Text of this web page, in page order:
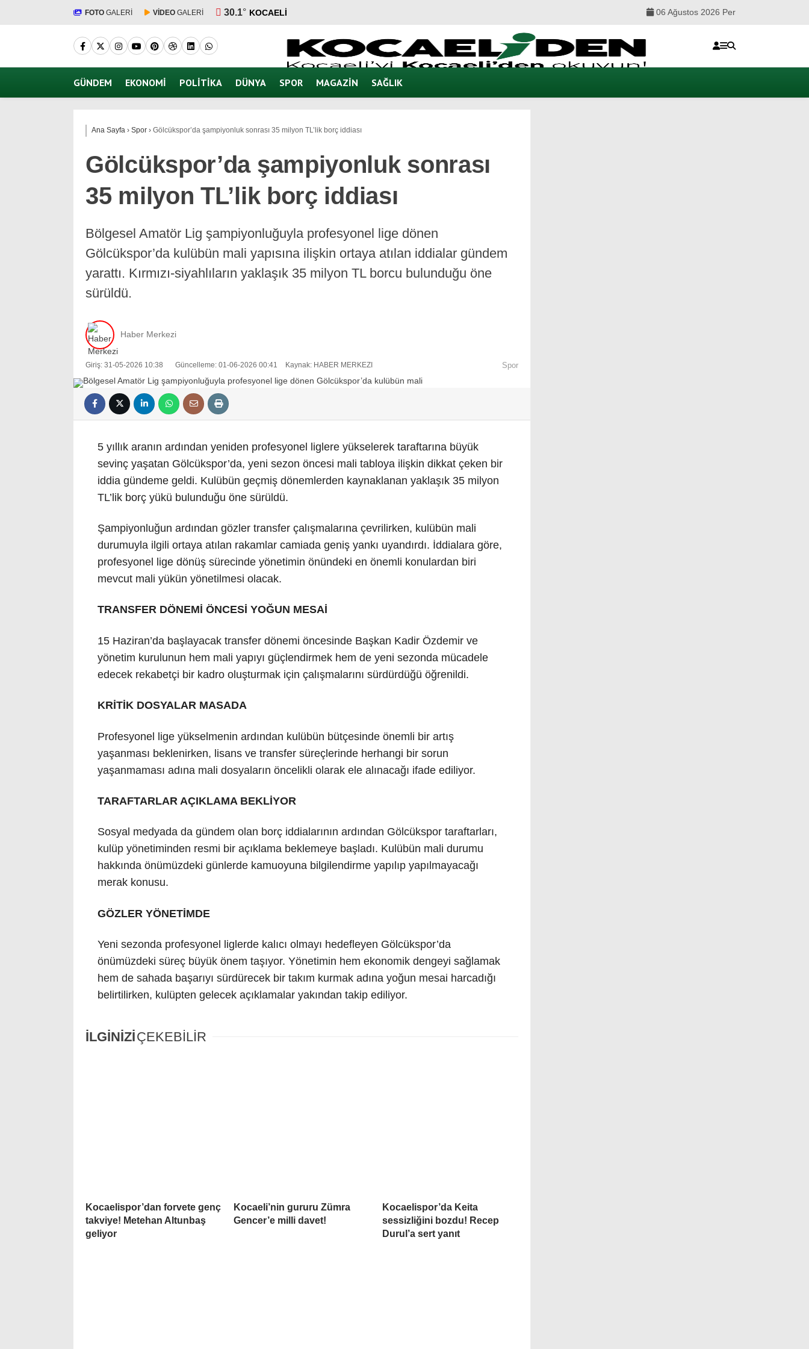
FOTO GALERİ VİDEO GALERİ 30.1° KOCAELI 06 Ağustos 2026 Per
GÜNDEM EKONOMI POLITIKA DÜNYA SPOR MAGAZIN SAĞLIK
Ana Sayfa › Spor › Gölcükspor’da şampiyonluk sonrası 35 milyon TL’lik borç iddiası
Gölcükspor’da şampiyonluk sonrası
35 milyon TL’lik borç iddiası
Bölgesel Amatör Lig şampiyonluğuyla profesyonel lige dönen
Gölcükspor’da kulübün mali yapısına ilişkin ortaya atılan iddialar gündem
yarattı. Kırmızı-siyahlıların yaklaşık 35 milyon TL borcu bulunduğu öne
sürüldü.
Haber Merkezi
Giriş: 31-05-2026 10:38 Güncelleme: 01-06-2026 00:41 Kaynak: HABER MERKEZI Spor
5 yıllık aranın ardından yeniden profesyonel liglere yükselerek taraftarına büyük
sevinç yaşatan Gölcükspor’da, yeni sezon öncesi mali tabloya ilişkin dikkat çeken bir
iddia gündeme geldi. Kulübün geçmiş dönemlerden kaynaklanan yaklaşık 35 milyon
TL’lik borç yükü bulunduğu öne sürüldü.
Şampiyonluğun ardından gözler transfer çalışmalarına çevrilirken, kulübün mali
durumuyla ilgili ortaya atılan rakamlar camiada geniş yankı uyandırdı. İddialara göre,
profesyonel lige dönüş sürecinde yönetimin önündeki en önemli konulardan biri
mevcut mali yükün yönetilmesi olacak.
TRANSFER DÖNEMİ ÖNCESİ YOĞUN MESAİ
15 Haziran’da başlayacak transfer dönemi öncesinde Başkan Kadir Özdemir ve
yönetim kurulunun hem mali yapıyı güçlendirmek hem de yeni sezonda mücadele
edecek rekabetçi bir kadro oluşturmak için çalışmalarını sürdürdüğü öğrenildi.
KRİTİK DOSYALAR MASADA
Profesyonel lige yükselmenin ardından kulübün bütçesinde önemli bir artış
yaşanması beklenirken, lisans ve transfer süreçlerinde herhangi bir sorun
yaşanmaması adına mali dosyaların öncelikli olarak ele alınacağı ifade ediliyor.
TARAFTARLAR AÇIKLAMA BEKLİYOR
Sosyal medyada da gündem olan borç iddialarının ardından Gölcükspor taraftarları,
kulüp yönetiminden resmi bir açıklama beklemeye başladı. Kulübün mali durumu
hakkında önümüzdeki günlerde kamuoyuna bilgilendirme yapılıp yapılmayacağı
merak konusu.
GÖZLER YÖNETİMDE
Yeni sezonda profesyonel liglerde kalıcı olmayı hedefleyen Gölcükspor’da
önümüzdeki süreç büyük önem taşıyor. Yönetimin hem ekonomik dengeyi sağlamak
hem de sahada başarıyı sürdürecek bir takım kurmak adına yoğun mesai harcadığı
belirtilirken, kulüpten gelecek açıklamalar yakından takip ediliyor.
İLGİNİZİÇEKEBİLİR
Kocaelispor’dan forvete genç
takviye! Metehan Altunbaş
geliyor
Kocaeli’nin gururu Zümra
Gencer’e milli davet!
Kocaelispor’da Keita
sessizliğini bozdu! Recep
Durul’a sert yanıt